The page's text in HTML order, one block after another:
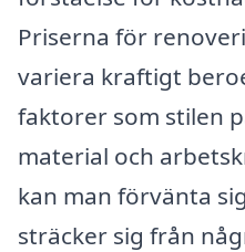
Priserna för
variera kraftigt
faktorer som stilen
material och
kan man förvänta
sträcker sig från